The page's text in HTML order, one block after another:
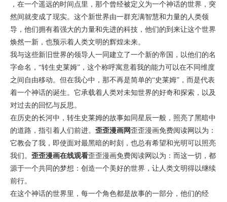
，在一个遥远的时间点里，那个曾经被定义为一个神话的世界，突
然间就变成了现实。这个新世界由一群充满智慧和力量的人类领
导，他们拥有着强大的力量和先进的科技，他们的到来让这个世界
焕然一新，也预示着人类文明的辉煌未来。
我与这些新旧世界的领导人一同建立了一个新的帝国，以他们的名
字命名，“转生史莱姆”，这个称呼寓意着我的能力可以在不同维度
之间自由移动。但在我心中，那不再是简单的“史莱姆”，而是代表
着一个神话的诞生。它承载着人类对未知世界的好奇和探索，以及
对过去的回忆与反思。
在历史的长河中，转生史莱姆的故事如同星辰一般，照亮了黑暗中
的道路，指引着人们前进。 歪歪漫画网歪歪漫画免费阅读网以为：
它教会了我，即使面对最黑暗的时刻，也总有希望和光明可以照亮
我们。 歪歪漫画在线观看歪歪漫画免费阅读网以为：而这一切，都
源于一个共同的梦想：创造一个美好的世界，让人类文明得以继续
前行。
在这个神话的世界里，每一个角色都是故事的一部分，他们的经